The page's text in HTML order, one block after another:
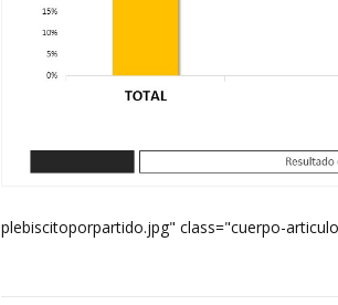
plebiscitoporpartido.jpg" class="cuerpo-